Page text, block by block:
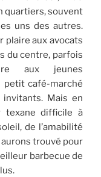
quartiers, souvent
uns des autres.
plaire aux avocats
du centre, parfois
aux jeunes
petit café-marché
Mais en
texane difficile à
de l’amabilité
trouvé pour
barbecue de